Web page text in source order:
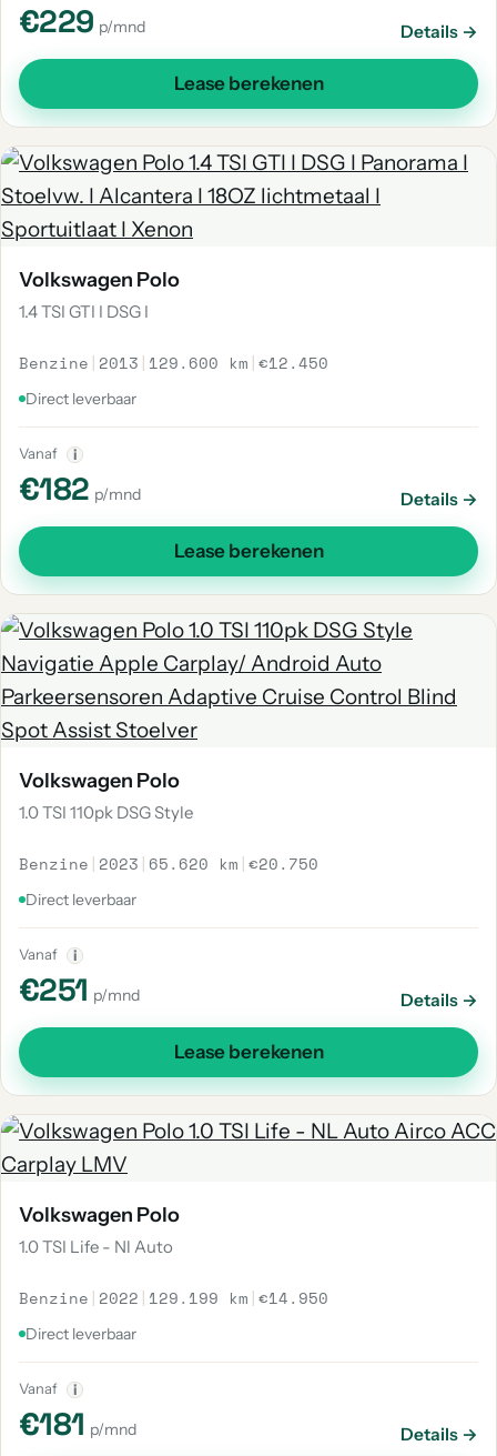
€229 p/mnd Details →
Lease berekenen
Volkswagen Polo
1.4 TSI GTI I DSG I
Benzine | 2013 | 129.600 km |€12.450
Direct leverbaar
Vanaf i
€182 p/mnd Details →
Lease berekenen
Volkswagen Polo
1.0 TSI 110pk DSG Style
Benzine | 2023 | 65.620 km |€20.750
Direct leverbaar
Vanaf i
€251 p/mnd Details →
Lease berekenen
Volkswagen Polo
1.0 TSI Life - Nl Auto
Benzine | 2022 | 129.199 km |€14.950
Direct leverbaar
Vanaf i
€181 p/mnd Details →